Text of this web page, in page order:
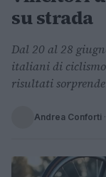
su strada
Dal 20 al 28
italiani di ciclismo
risultati
Andrea Conforti ·